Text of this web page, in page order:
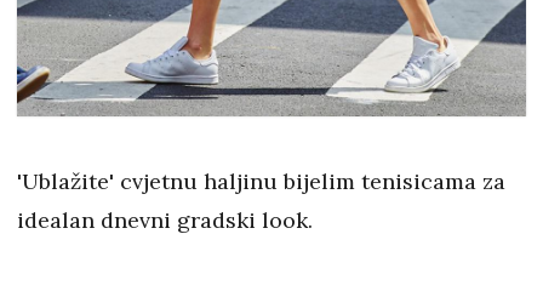
'Ublažite' cvjetnu haljinu bijelim tenisicama za
idealan dnevni gradski look.